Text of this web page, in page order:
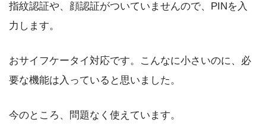
指紋認証や、顔認証がついていませんので、PINを入
力します。
おサイフケータイ対応です。こんなに小さいのに、必
要な機能は入っていると思いました。
今のところ、問題なく使えています。